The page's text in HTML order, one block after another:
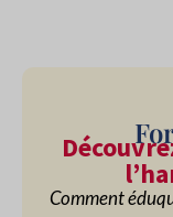
Comment